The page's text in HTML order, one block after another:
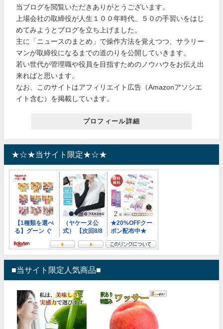
当ブログを閲覧いただきありがとうございます。
上場会社の取締役が人生１００年時代、５０の手習いをはじ
めてみようとブログを立ち上げました。
主に「ニュースのまとめ」で操作方法を覚えつつ、サラリー
マンが取締役になるまでの道のりを公開していきます。
若い世代が管理職や役員を目指すためのノウハウをお伝え出
来ればと思います。
なお、このサイトはアフィリエイト広告（Amazonアソシエ
イト含む）を掲載しています。
プロフィール詳細
★☆★当サイト限定★☆★
■当サイト限定人気商品■